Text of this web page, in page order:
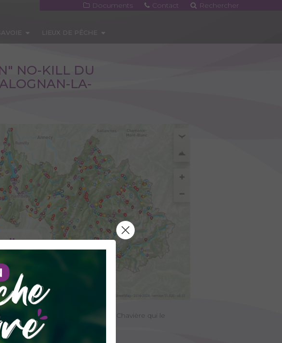
Documents Contact Rechercher
LIEUX DE PÊCHE
NO-KILL DU
LA-
de la Vanoise. Le Doron de Chavière qui le